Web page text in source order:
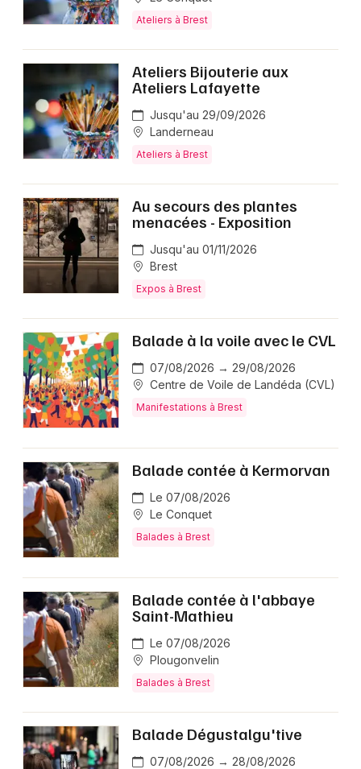
Ateliers à Brest
Ateliers Bijouterie aux
Ateliers Lafayette
Jusqu'au 29/09/2026
Landerneau
Ateliers à Brest
Au secours des plantes
menacées - Exposition
Jusqu'au 01/11/2026
Brest
Expos à Brest
Balade à la voile avec le CVL
07/08/2026 → 29/08/2026
Centre de Voile de Landéda (CVL)
Manifestations à Brest
Balade contée à Kermorvan
Le 07/08/2026
Le Conquet
Balades à Brest
Balade contée à l'abbaye
Saint-Mathieu
Le 07/08/2026
Plougonvelin
Balades à Brest
Balade Dégustalgu'tive
07/08/2026 → 28/08/2026